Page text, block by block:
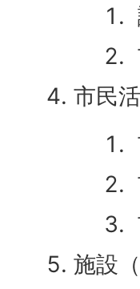
市民
施設